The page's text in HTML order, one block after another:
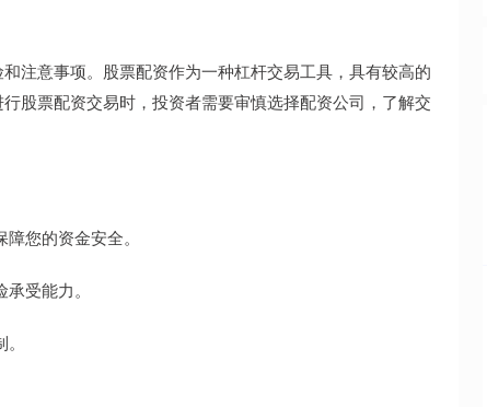
注意事项。股票配资作为一种杠杆交易工具，具有较高的
股票配资交易时，投资者需要审慎选择配资公司，了解交
您的资金安全。
受能力。